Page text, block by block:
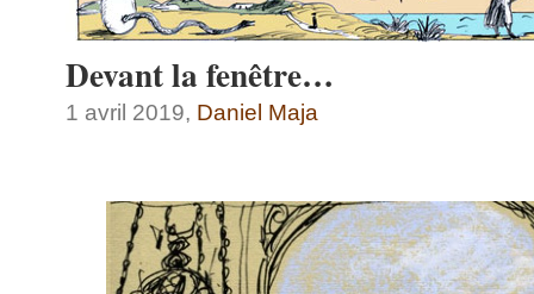
Devant la fenêtre…
1 avril 2019, Daniel Maja